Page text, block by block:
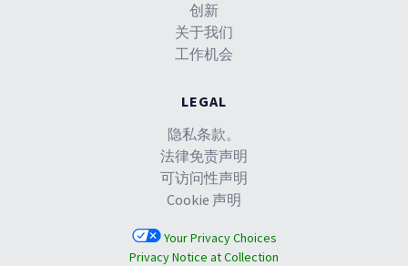
创新
关于我们
工作机会
LEGAL
隐私条款。
法律免责声明
可访问性声明
Cookie 声明
Your Privacy Choices
Privacy Notice at Collection